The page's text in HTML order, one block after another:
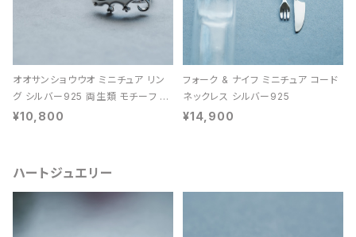
オオサンショウウオ ミニチュア リン
グ シルバー925 両生類 モチーフ レ
ディース ユニセックス
¥10,800
フォーク & ナイフ ミニチュア コード
ネックレス シルバー925
¥14,900
ハートジュエリー